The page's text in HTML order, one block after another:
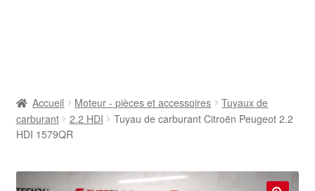
Contact
Accueil Moteur - pièces et accessoires
Tuyaux de
carburant
2.2 HDI
Tuyau de carburant Citroën Peugeot 2.2
HDI 1579QR